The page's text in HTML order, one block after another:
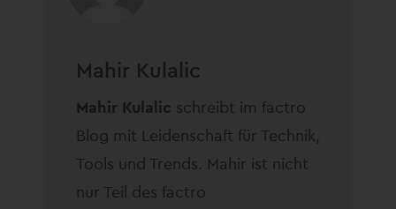
Mahir Kulalic
Mahir Kulalic schreibt im factro
Blog mit Leidenschaft für Technik,
Tools und Trends. Mahir ist nicht
nur Teil des factro